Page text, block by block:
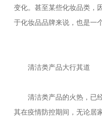
变化。甚至某些化妆品类，
于化妆品品牌来说，也是一
清洁类产品大行其道
清洁类产品的火热，已经
其在疫情防控期间，无论居